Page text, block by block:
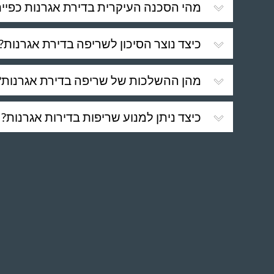
מהי הסכנה העיקרית בדירת אגרנות
כיצד נוצר הסיכון לשריפה בדירת
מהן ההשלכות של שריפה בדירת
כיצד ניתן למנוע שריפות בדירות אגרנות?